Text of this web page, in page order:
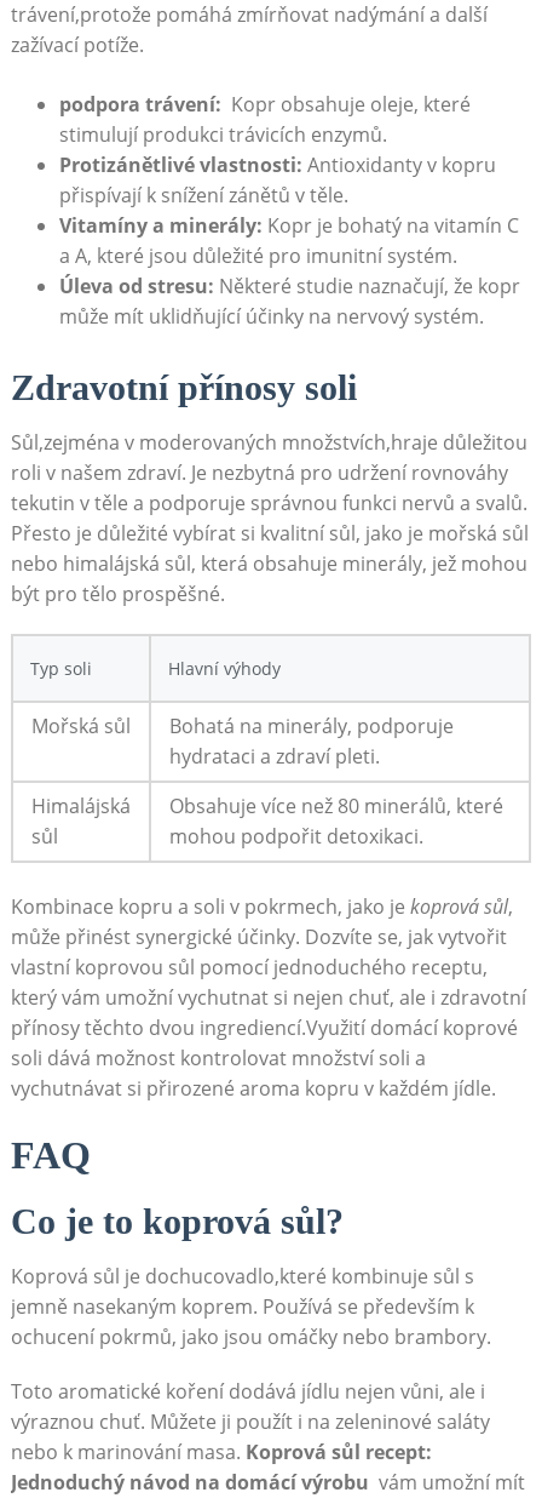
trávení,protože pomáhá zmírňovat nadýmání‍ a další
zažívací ‍potíže.
podpora trávení: ‌ Kopr obsahuje oleje, které
stimulují produkci ⁢trávicích‍ enzymů.
Protizánětlivé vlastnosti: Antioxidanty⁣ v kopru
přispívají k snížení ⁢zánětů v těle.
Vitamíny a minerály: Kopr ​je bohatý na vitamín C
a A, které jsou důležité pro imunitní systém.
Úleva od stresu: Některé studie naznačují,‍ že kopr‌
může mít uklidňující účinky ⁢na nervový systém.
Zdravotní ⁤přínosy soli
Sůl,zejména v ‌moderovaných množstvích,hraje důležitou
roli⁢ v našem⁤ zdraví. Je nezbytná pro udržení rovnováhy
tekutin ⁤v těle ⁢a podporuje správnou funkci nervů a svalů.
Přesto ​je důležité vybírat si kvalitní sůl, ‍jako je mořská sůl
‌nebo himalájská sůl, která obsahuje⁣ minerály, jež⁤ mohou
být pro tělo prospěšné.
Typ soli Hlavní výhody
Mořská⁤ sůl
Bohatá⁢ na⁤ minerály, podporuje
hydrataci a zdraví pleti.
Himalájská⁣
sůl
Obsahuje více než 80 minerálů, které
mohou​ podpořit detoxikaci.
Kombinace kopru a soli v pokrmech, jako je koprová sůl,​
může⁢ přinést synergické účinky. Dozvíte se, jak vytvořit
‌vlastní⁢ koprovou sůl ​pomocí ⁢jednoduchého receptu,
který vám umožní vychutnat si​ nejen⁢ chuť, ale i zdravotní
přínosy ​těchto ‌dvou ingrediencí.Využití ⁢domácí‍ koprové⁤
soli dává možnost kontrolovat množství⁢ soli a
vychutnávat si přirozené aroma⁢ kopru ‌v ⁣každém ⁣jídle.
FAQ
Co je to koprová sůl?
Koprová sůl je dochucovadlo,které kombinuje⁢ sůl s
jemně nasekaným‍ koprem.⁣ Používá se především k⁢
ochucení pokrmů, jako jsou omáčky nebo brambory.
Toto​ aromatické​ koření⁤ dodává jídlu ‍nejen⁤ vůni, ale i
výraznou ⁤chuť. ⁣Můžete ji⁤ použít i na zeleninové saláty
nebo k marinování masa.⁤ Koprová sůl recept:
Jednoduchý ​návod na domácí výrobu ⁤ vám umožní mít